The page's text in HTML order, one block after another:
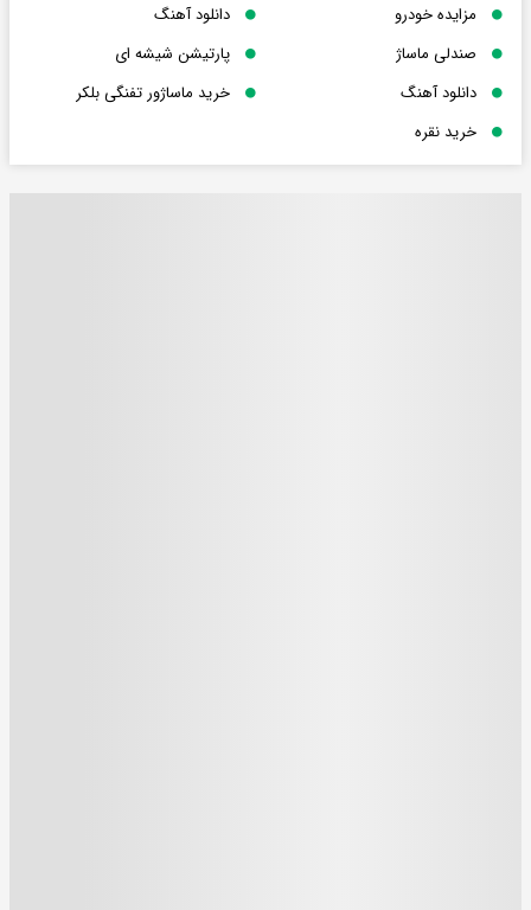
مزایده خودرو
دانلود آهنگ
صندلی ماساژ
پارتیشن شیشه ای
دانلود آهنگ
خرید ماساژور تفنگی بلکر
خرید نقره